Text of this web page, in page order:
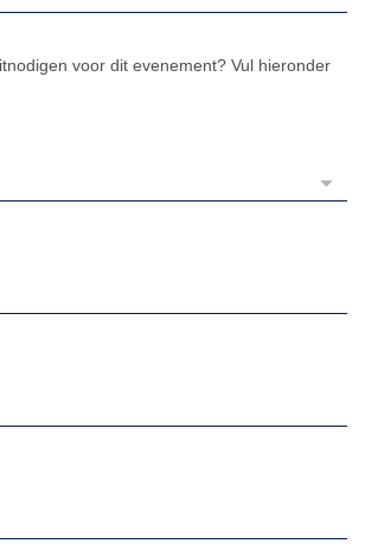
voor dit evenement? Vul hieronder